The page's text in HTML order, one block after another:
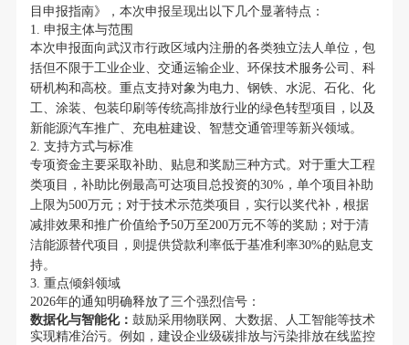
目申报指南》，本次申报呈现出以下几个显著特点：
1. 申报主体与范围
本次申报面向武汉市行政区域内注册的各类独立法人单位，包
括但不限于工业企业、交通运输企业、环保技术服务公司、科
研机构和高校。重点支持对象为电力、钢铁、水泥、石化、化
工、涂装、包装印刷等传统高排放行业的绿色转型项目，以及
新能源汽车推广、充电桩建设、智慧交通管理等新兴领域。
2. 支持方式与标准
专项资金主要采取补助、贴息和奖励三种方式。对于重大工程
类项目，补助比例最高可达项目总投资的30%，单个项目补助
上限为500万元；对于技术示范类项目，实行以奖代补，根据
减排效果和推广价值给予50万至200万元不等的奖励；对于清
洁能源替代项目，则提供贷款利率低于基准利率30%的贴息支
持。
3. 重点倾斜领域
2026年的通知明确释放了三个强烈信号：
数据化与智能化： 鼓励采用物联网、大数据、人工智能等技术
实现精准治污。例如，建设企业级碳排放与污染排放在线监控